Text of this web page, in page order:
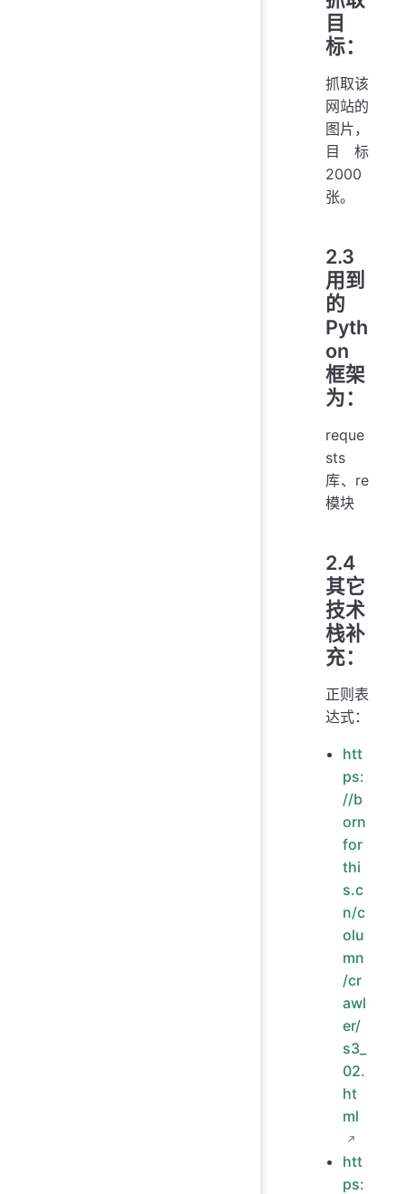
目
标：
抓取该
网站的
图片，
目标
2000
张。
2.3
用到
的
Pyth
on
框架
为：
reque
sts
库、re
模块
2.4
其它
技术
栈补
充：
正则表
达式：
htt
ps:
//b
orn
for
thi
s.c
n/c
olu
mn
/cr
awl
er/
s3_
02.
ht
ml
htt
ps: